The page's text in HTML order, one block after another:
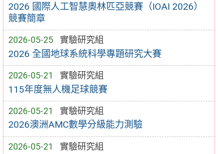
2026 國際人工智慧奧林匹亞競賽（IOAI 2026）
競賽簡章
2026-05-25 實驗研究組
2026 全國地球系統科學專題研究大賽
2026-05-21 實驗研究組
115年度無人機足球競賽
2026-05-21 實驗研究組
2026澳洲AMC數學分級能力測驗
2026-05-21 實驗研究組